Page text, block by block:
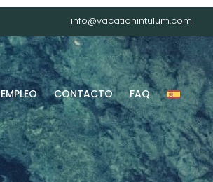
info@vacationintulum.com
EMPLEO CONTACTO FAQ